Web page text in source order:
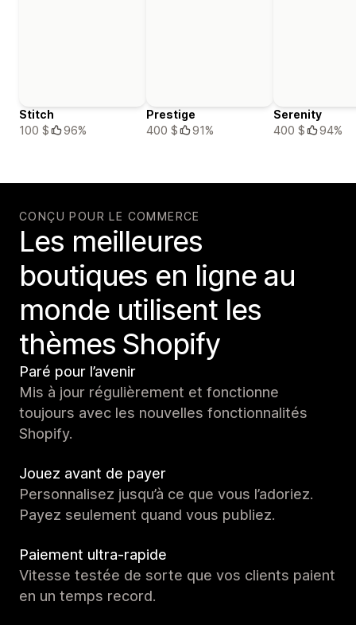
Stitch
100 $
96%
Prestige
400 $
91%
Serenity
400 $
94%
CONÇU POUR LE COMMERCE
Les meilleures
boutiques en ligne au
monde utilisent les
thèmes Shopify
Paré pour l’avenir
Mis à jour régulièrement et fonctionne
toujours avec les nouvelles fonctionnalités
Shopify.
Jouez avant de payer
Personnalisez jusqu’à ce que vous l’adoriez.
Payez seulement quand vous publiez.
Paiement ultra-rapide
Vitesse testée de sorte que vos clients paient
en un temps record.